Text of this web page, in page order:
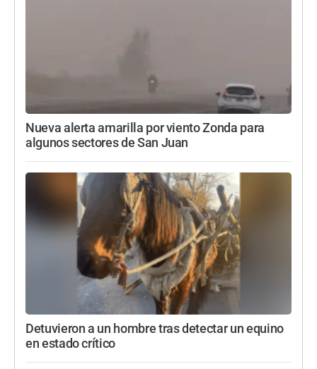
Nueva alerta amarilla por viento Zonda para
algunos sectores de San Juan
Detuvieron a un hombre tras detectar un equino
en estado crítico